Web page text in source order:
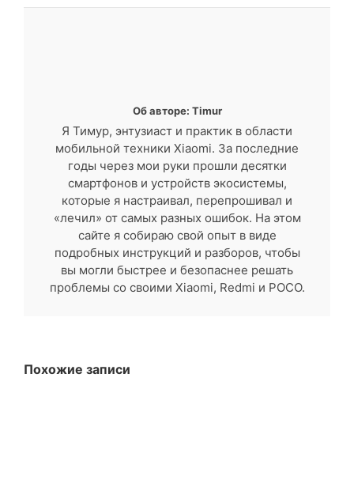
Об авторе: Timur
Я Тимур, энтузиаст и практик в области
мобильной техники Xiaomi. За последние
годы через мои руки прошли десятки
смартфонов и устройств экосистемы,
которые я настраивал, перепрошивал и
«лечил» от самых разных ошибок. На этом
сайте я собираю свой опыт в виде
подробных инструкций и разборов, чтобы
вы могли быстрее и безопаснее решать
проблемы со своими Xiaomi, Redmi и POCO.
Похожие записи